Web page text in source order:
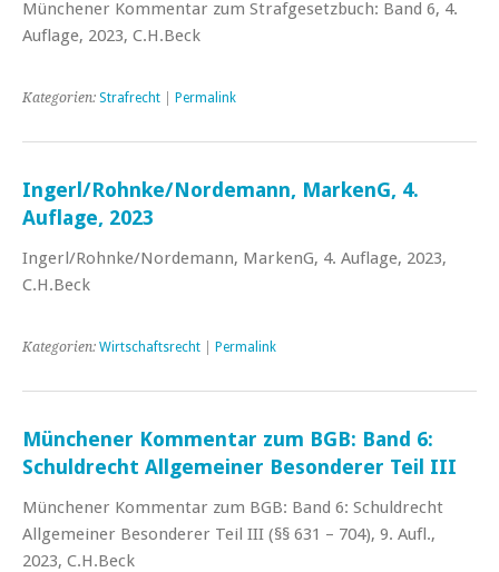
Münchener Kommentar zum Strafgesetzbuch: Band 6, 4.
Auflage, 2023, C.H.Beck
Kategorien: Strafrecht Permalink
Ingerl/Rohnke/Nordemann, MarkenG, 4.
Auflage, 2023
Ingerl/Rohnke/Nordemann, MarkenG, 4. Auflage, 2023,
C.H.Beck
Kategorien: Wirtschaftsrecht Permalink
Münchener Kommentar zum BGB: Band 6:
Schuldrecht Allgemeiner Besonderer Teil III
Münchener Kommentar zum BGB: Band 6: Schuldrecht
Allgemeiner Besonderer Teil III (§§ 631 – 704), 9. Aufl.,
2023, C.H.Beck